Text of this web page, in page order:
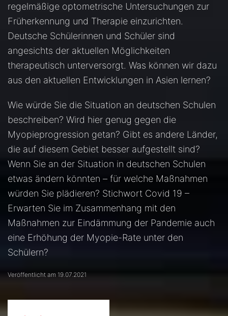
regelmäßige optometrische Untersuchungen zur
Früherkennung und Therapie einzurichten.
Deutsche Schülerinnen und Schüler sind
angesichts der aktuellen Möglichkeiten
therapeutisch unterversorgt. Was können wir dazu
aus den aktuellen Entwicklungen in Asien lernen?
Wie würde Sie die Situation an deutschen Schulen
beschreiben? Wird hier genug gegen die
Myopieprogression getan? Gibt es andere Länder,
die auf diesem Gebiet besser aufgestellt sind?
Wenn Sie an der Situation in deutschen Schulen
etwas ändern könnten – für welche Maßnahmen
würden Sie plädieren? Stichwort Covid 19 –
Erwarten Sie im Zusammenhang mit den
Maßnahmen zur Eindämmung der Pandemie auch
eine Erhöhung der Myopie-Rate unter den
Schülern?
Veröffentlicht am 19.07.2021